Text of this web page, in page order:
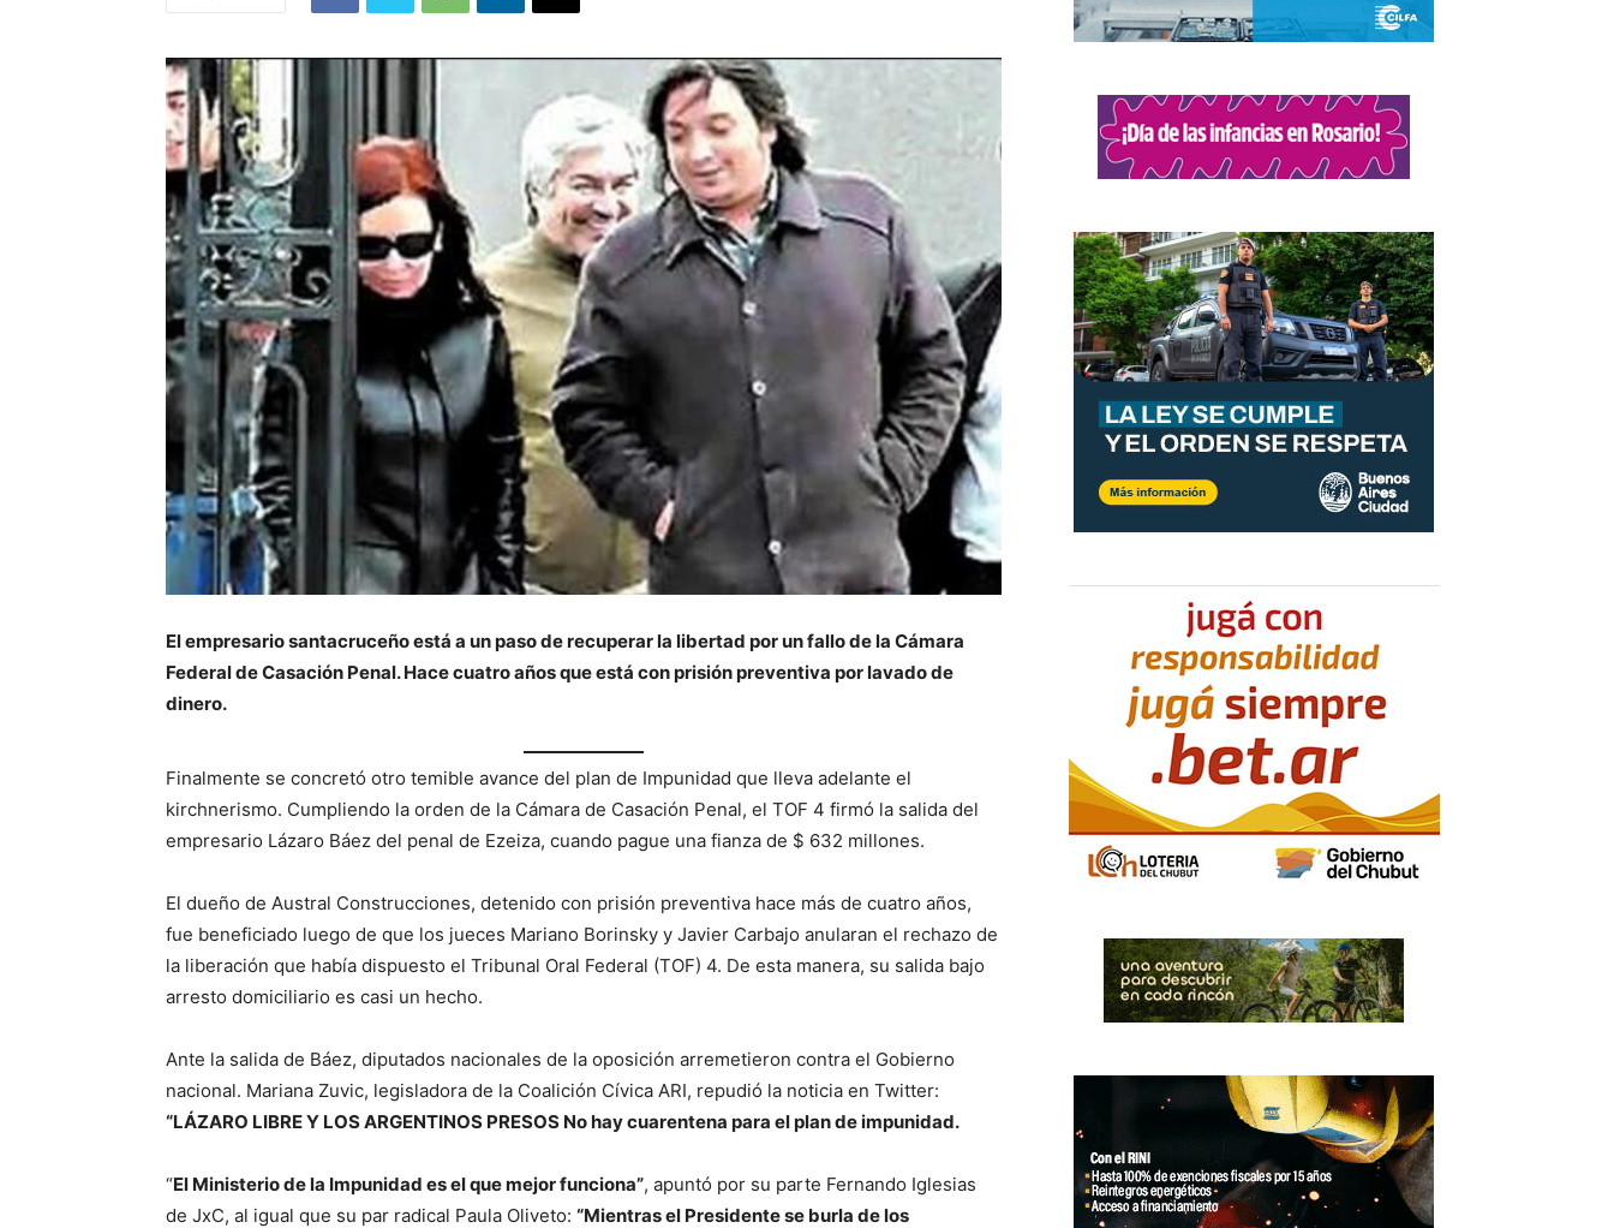
El empresario santacruceño está a un paso de recuperar la libertad por un fallo de la Cámara
Federal de Casación Penal. Hace cuatro años que está con prisión preventiva por lavado de
dinero.
Finalmente se concretó otro temible avance del plan de Impunidad que lleva adelante el
kirchnerismo. Cumpliendo la orden de la Cámara de Casación Penal, el TOF 4 firmó la salida del
empresario Lázaro Báez del penal de Ezeiza, cuando pague una fianza de $ 632 millones.
El dueño de Austral Construcciones, detenido con prisión preventiva hace más de cuatro años,
fue beneficiado luego de que los jueces Mariano Borinsky y Javier Carbajo anularan el rechazo de
la liberación que había dispuesto el Tribunal Oral Federal (TOF) 4. De esta manera, su salida bajo
arresto domiciliario es casi un hecho.
Ante la salida de Báez, diputados nacionales de la oposición arremetieron contra el Gobierno
nacional. Mariana Zuvic, legisladora de la Coalición Cívica ARI, repudió la noticia en Twitter:
“LÁZARO LIBRE Y LOS ARGENTINOS PRESOS No hay cuarentena para el plan de impunidad.
“El Ministerio de la Impunidad es el que mejor funciona”, apuntó por su parte Fernando Iglesias
de JxC, al igual que su par radical Paula Oliveto: “Mientras el Presidente se burla de los